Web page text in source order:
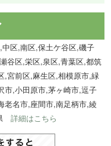
区,南区,保土ケ谷区,磯子
谷区,栄区,泉区,青葉区,都筑
,宮前区,麻生区,相模原市,緑
市,小田原市,茅ヶ崎市,逗子
老名市,座間市,南足柄市,綾
県詳細はこちら